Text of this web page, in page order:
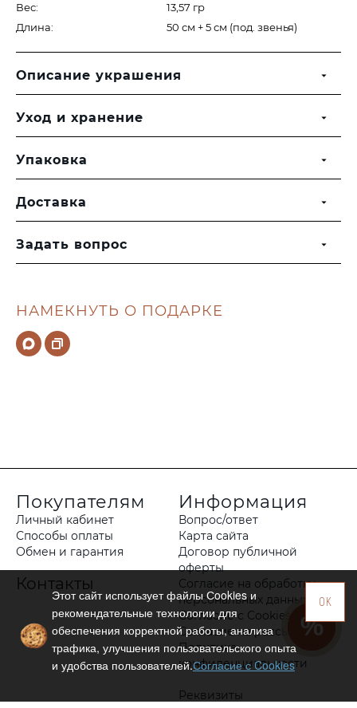
НАМЕКНУТЬ О ПОДАРКЕ
Вес:
13,57 гр
Длина:
50 см + 5 см (под. звенья)
Описание украшения
Уход и хранение
Упаковка
Доставка
Задать вопрос
Покупателям
Личный кабинет
Способы оплаты
Обмен и гарантия
Контакты
Информация
Вопрос/ответ
Карта сайта
Договор публичной
оферты
Согласие на обработку
персональных данных
Согласие с Cookies
Согласие на рассылку
Политика
конфиденциальности
Реквизиты
OK
Этот сайт использует файлы Сookies и
рекомендательные технологии для
обеспечения корректной работы, анализа
трафика, улучшения пользовательского опыта
и удобства пользователей.Согласие с Cookies